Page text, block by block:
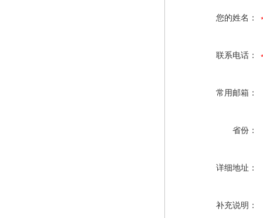
您的姓名：
联系电话：
常用邮箱：
省份：
详细地址：
补充说明：